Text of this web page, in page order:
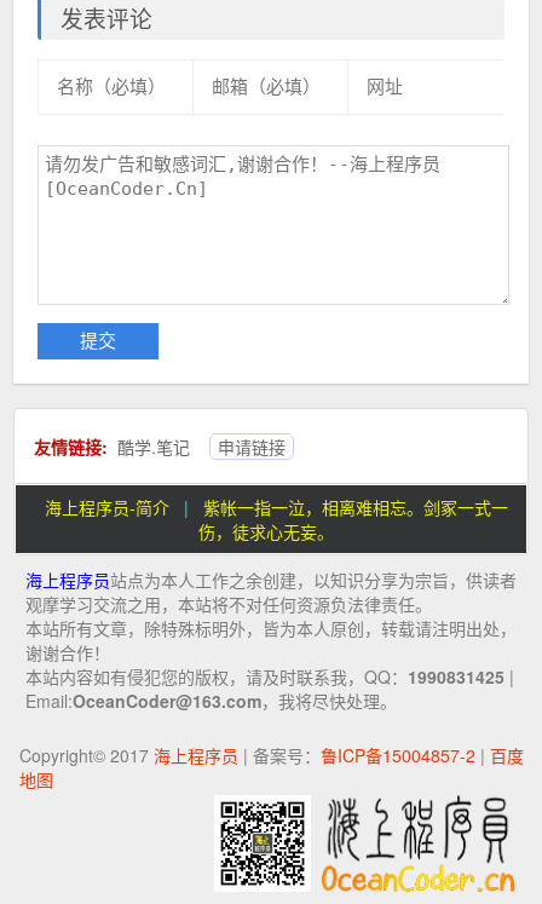
发表评论
友情链接: 酷学.笔记 申请链接
海上程序员-简介 |
紫帐一指一泣，相离难相忘。剑冢一式一
伤，徒求心无妄。
海上程序员站点为本人工作之余创建，以知识分享为宗旨，供读者
观摩学习交流之用，本站将不对任何资源负法律责任。
本站所有文章，除特殊标明外，皆为本人原创，转载请注明出处，
谢谢合作！
本站内容如有侵犯您的版权，请及时联系我，QQ： 1990831425 |
Email:OceanCoder@163.com，我将尽快处理。
Copyright© 2017海上程序员 | 备案号：鲁ICP备15004857-2 |百度
地图